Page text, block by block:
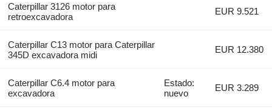
Caterpillar 3126 motor para
retroexcavadora
EUR 9.521
Caterpillar C13 motor para Caterpillar
345D excavadora midi
EUR 12.380
Caterpillar C6.4 motor para
excavadora
Estado:
nuevo
EUR 3.289